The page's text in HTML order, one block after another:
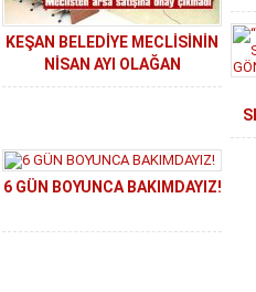
KEŞAN BELEDİYE MECLİSİNİN
NİSAN AYI OLAĞAN
TOPLANTISI YAPILDI
6 GÜN BOYUNCA BAKIMDAYIZ!